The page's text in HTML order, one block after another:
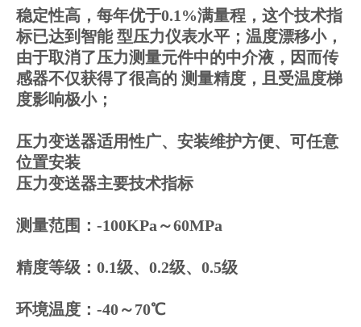
稳定性高，每年优于0.1%满量程，这个技术指
标已达到智能 型压力仪表水平；温度漂移小，
由于取消了压力测量元件中的中介液，因而传
感器不仅获得了很高的 测量精度，且受温度梯
度影响极小；
压力变送器适用性广、安装维护方便、可任意
位置安装
压力变送器主要技术指标
测量范围：-100KPa～60MPa
精度等级：0.1级、0.2级、0.5级
环境温度：-40～70℃